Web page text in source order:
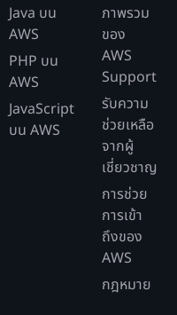
Java บน
AWS
PHP บน
AWS
JavaScript
บน AWS
ภาพรวม
ของ
AWS
Support
รับความ
ช่วยเหลือ
จากผู้
เชี่ยวชาญ
การช่วย
การเข้า
ถึงของ
AWS
กฎหมาย